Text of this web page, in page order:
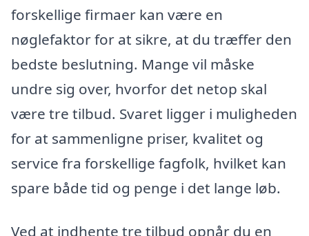
forskellige firmaer kan være en
nøglefaktor for at sikre, at du træffer den
bedste beslutning. Mange vil måske
undre sig over, hvorfor det netop skal
være tre tilbud. Svaret ligger i muligheden
for at sammenligne priser, kvalitet og
service fra forskellige fagfolk, hvilket kan
spare både tid og penge i det lange løb.
Ved at indhente tre tilbud opnår du en